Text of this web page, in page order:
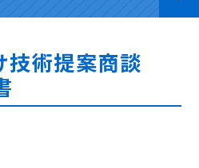
技術提案商談